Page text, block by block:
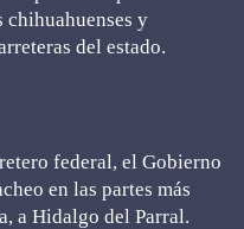
chihuahuenses y
del estado.
federal, el Gobierno
en las partes más
a Hidalgo del Parral.